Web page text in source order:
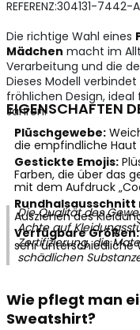
REFERENZ:304131-7442-
Die richtige Wahl eines
Mädchen macht im
Verarbeitung und die
Dieses Modell
fröhlichen Design, ideal
Jahren.
EIGENSCHAFTEN
Plüschgewebe:
die empfindliche Haut
Gestickte Emojis:
Farben, die über das
mit dem Aufdruck
Rundhalsausschnitt
Ausziehen des
Verfügbare Größen:
sehr unterschiedliche
Die Qualität des
Achte auf
Zertifizierung, die
schädlichen
Wie pflegt man
Sweatshirt?